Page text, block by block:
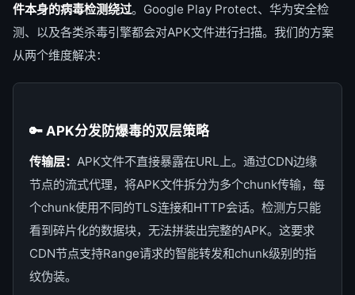
件本身的病毒检测绕过。Google Play Protect、华为安全检
测、以及各类杀毒引擎都会对APK文件进行扫描。我们的方案
从两个维度解决：
🔑 APK分发防爆毒的双层策略
传输层： APK文件不直接暴露在URL上。通过CDN边缘
节点的流式代理，将APK文件拆分为多个chunk传输，每
个chunk使用不同的TLS连接和HTTP会话。检测方只能
看到碎片化的数据块，无法拼装出完整的APK。这要求
CDN节点支持Range请求的智能转发和chunk级别的指
纹伪装。